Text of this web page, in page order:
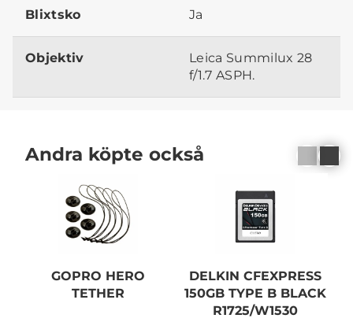
Blixtsko Ja
Objektiv
Leica Summilux 28
f/1.7 ASPH.
Andra köpte också
GOPRO HERO
TETHER
DELKIN CFEXPRESS
150GB TYPE B BLACK
R1725/W1530